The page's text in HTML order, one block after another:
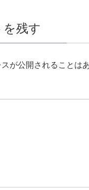
を残す
が公開されることは